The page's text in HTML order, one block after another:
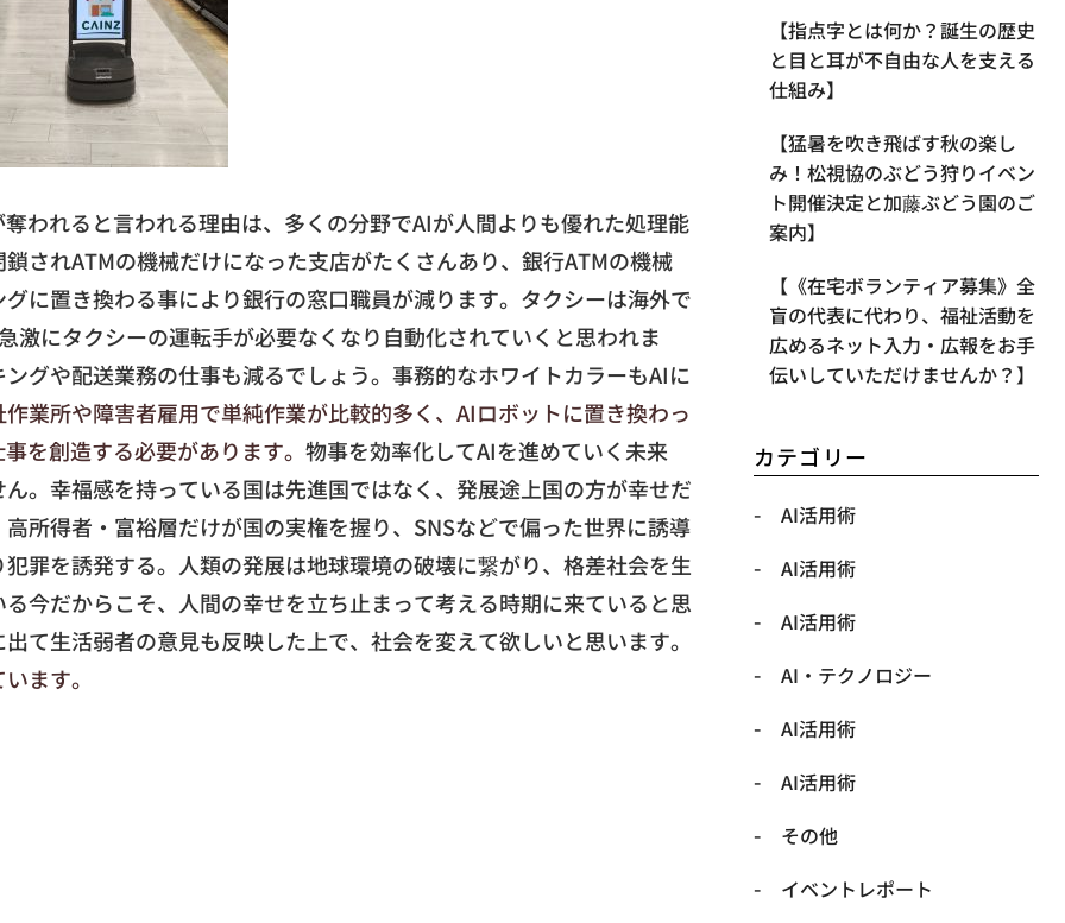
われると言われる理由は、多くの分野でAIが人間よりも優れた処理能
されATMの機械だけになった支店がたくさんあり、銀行ATMの機械
に置き換わる事により銀行の窓口職員が減ります。タクシーは海外で
にタクシーの運転手が必要なくなり自動化されていくと思われま
グや配送業務の仕事も減るでしょう。事務的なホワイトカラーもAIに
業所や障害者雇用で単純作業が比較的多く、AIロボットに置き換わっ
を創造する必要があります。 物事を効率化してAIを進めていく未来
。幸福感を持っている国は先進国ではなく、発展途上国の方が幸せだ
所得者・富裕層だけが国の実権を握り、SNSなどで偏った世界に誘導
罪を誘発する。人類の発展は地球環境の破壊に繋がり、格差社会を生
今だからこそ、人間の幸せを立ち止まって考える時期に来ていると思
て生活弱者の意見も反映した上で、社会を変えて欲しいと思います。
ます。
【指点字とは何か？誕生の歴史
と目と耳が不自由な人を支える
仕組み】
【​猛暑を吹き飛ばす秋の楽し
み！松視協のぶどう狩りイベン
ト開催決定と加藤ぶどう園のご
案内】
【《在宅ボランティア募集》全
盲の代表に代わり、福祉活動を
広めるネット入力・広報をお手
伝いしていただけませんか？】
カテゴリー
AI活用術
AI活用術
AI活用術
​AI・テクノロジー
​AI活用術
​AI活用術
​その他
​イベントレポート